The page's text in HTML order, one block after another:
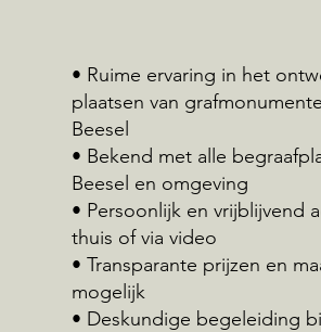
• Ruime ervaring in het
plaatsen van
Beesel
• Bekend met alle
Beesel en omgeving
• Persoonlijk en vrijblijvend
thuis of via video
• Transparante prijzen en
mogelijk
• Deskundige begeleiding